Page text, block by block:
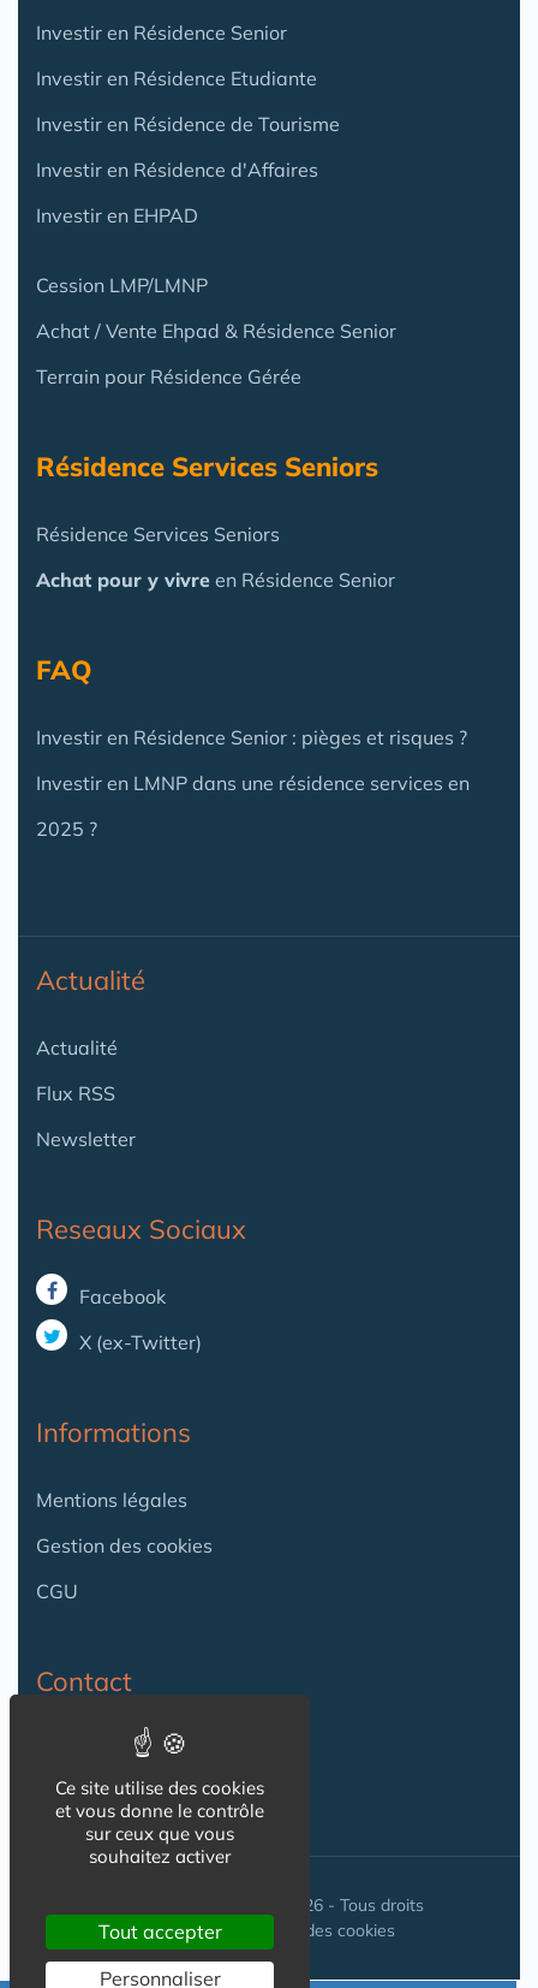
Investir en Résidence Senior
Investir en Résidence Etudiante
Investir en Résidence de Tourisme
Investir en Résidence d'Affaires
Investir en EHPAD
Cession LMP/LMNP
Achat / Vente Ehpad & Résidence Senior
Terrain pour Résidence Gérée
Résidence Services Seniors
Résidence Services Seniors
Achat pour y vivre en Résidence Senior
FAQ
Investir en Résidence Senior : pièges et risques ?
Investir en LMNP dans une résidence services en
2025 ?
Actualité
Actualité
Flux RSS
Newsletter
Reseaux Sociaux
Facebook
X (ex-Twitter)
Informations
Mentions légales
Gestion des cookies
CGU
Contact
© Seniorissimmo.com 2026 - Tous droits
réservés. //
Gestion des cookies
Ce site utilise des cookies
et vous donne le contrôle
sur ceux que vous
souhaitez activer
Tout accepter
Personnaliser